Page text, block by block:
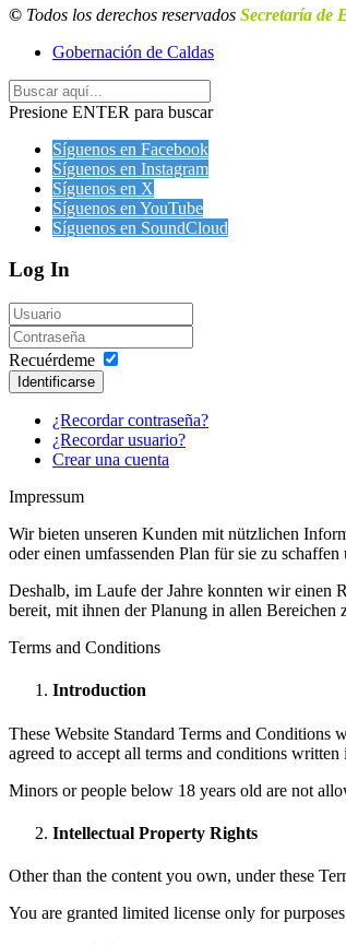
© Todos los derechos reservados Secretaría de
Gobernación de Caldas
Presione ENTER para buscar
Síguenos en Facebook
Síguenos en Instagram
Síguenos en X
Síguenos en YouTube
Síguenos en SoundCloud
Log In
Recuérdeme
Identificarse
¿Recordar contraseña?
¿Recordar usuario?
Crear una cuenta
Impressum
Wir bieten unseren Kunden mit nützlichen
oder einen umfassenden Plan für sie zu
Deshalb, im Laufe der Jahre konnten wir einen
bereit, mit ihnen der Planung in allen Bereichen
Terms and Conditions
Introduction
These Website Standard Terms and
agreed to accept all terms and conditions
Minors or people below 18 years old are not
Intellectual Property Rights
Other than the content you own, under these
You are granted limited license only for